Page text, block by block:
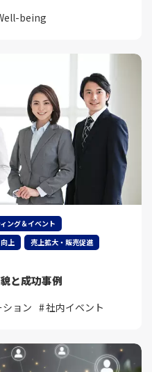
being
ング＆イベント
上 売上拡大・販売促進
と成功事例
ョン 社内イベント